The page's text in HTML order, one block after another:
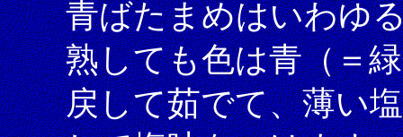
青ばたまめはいわゆ
熟しても色は青（＝
戻して茹でて、薄い